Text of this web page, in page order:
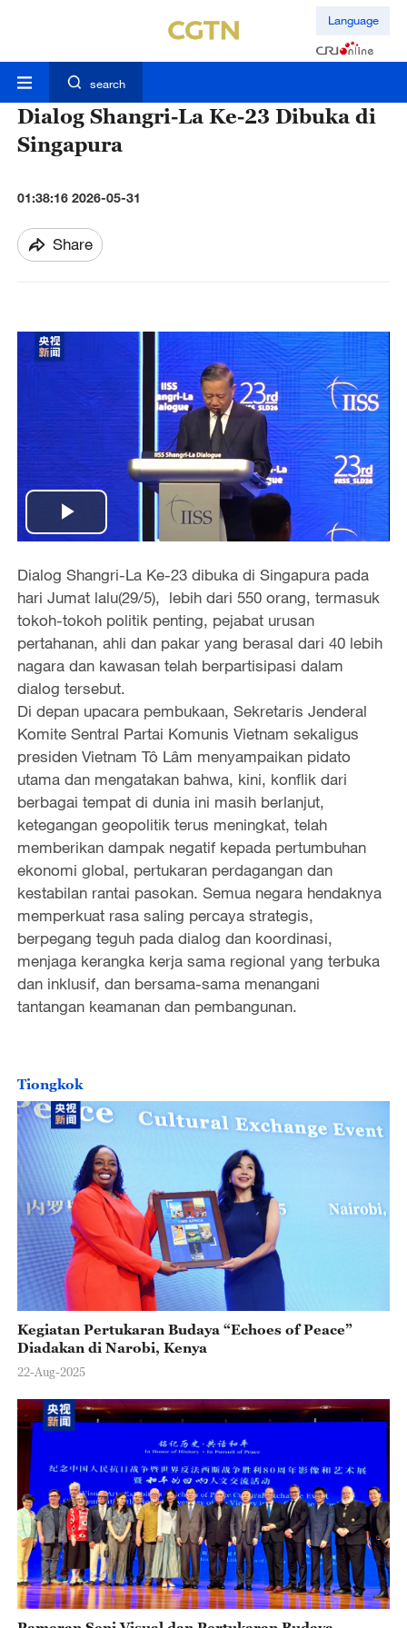
Language
search
Dialog Shangri-La Ke-23 Dibuka di
Singapura
01:38:16 2026-05-31
Share
P
l
a
y
V
i
d
e
o
Dialog Shangri-La Ke-23 dibuka di Singapura pada
hari Jumat lalu(29/5), lebih dari 550 orang, termasuk
tokoh-tokoh politik penting, pejabat urusan
pertahanan, ahli dan pakar yang berasal dari 40 lebih
nagara dan kawasan telah berpartisipasi dalam
dialog tersebut.
Di depan upacara pembukaan, Sekretaris Jenderal
Komite Sentral Partai Komunis Vietnam sekaligus
presiden Vietnam Tô Lâm menyampaikan pidato
utama dan mengatakan bahwa, kini, konflik dari
berbagai tempat di dunia ini masih berlanjut,
ketegangan geopolitik terus meningkat, telah
memberikan dampak negatif kepada pertumbuhan
ekonomi global, pertukaran perdagangan dan
kestabilan rantai pasokan. Semua negara hendaknya
memperkuat rasa saling percaya strategis,
berpegang teguh pada dialog dan koordinasi,
menjaga kerangka kerja sama regional yang terbuka
dan inklusif, dan bersama-sama menangani
tantangan keamanan dan pembangunan.
Tiongkok
Kegiatan Pertukaran Budaya “Echoes of Peace”
Diadakan di Narobi, Kenya
22-Aug-2025